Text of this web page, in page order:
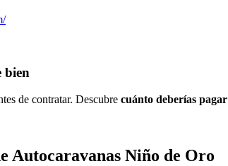
bien
de contratar. Descubre cuánto deberías pagar
Autocaravanas Niño de Oro